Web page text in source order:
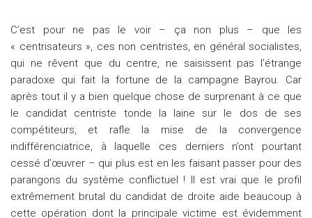
C’est pour ne pas le voir – ça non plus – que les
« centrisateurs », ces non centristes, en général socialistes,
qui ne rêvent que du centre, ne saisissent pas l’étrange
paradoxe qui fait la fortune de la campagne Bayrou. Car
après tout il y a bien quelque chose de surprenant à ce que
le candidat centriste tonde la laine sur le dos de ses
compétiteurs, et rafle la mise de la convergence
indifférenciatrice, à laquelle ces derniers n’ont pourtant
cessé d’œuvrer – qui plus est en les faisant passer pour des
parangons du système conflictuel ! Il est vrai que le profil
extrêmement brutal du candidat de droite aide beaucoup à
cette opération dont la principale victime est évidemment